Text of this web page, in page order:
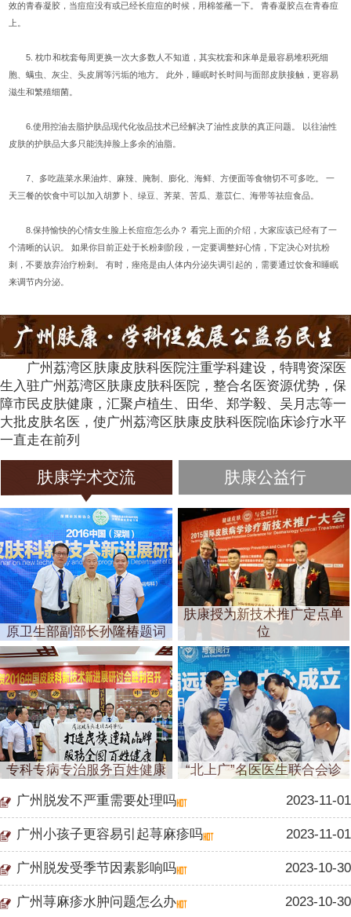
效的青春凝胶，当痘痘没有或已经长痘痘的时候，用棉签蘸一下。 青春凝胶点在青春痘
上。
5. 枕巾和枕套每周更换一次大多数人不知道，其实枕套和床单是最容易堆积死细
胞、螨虫、灰尘、头皮屑等污垢的地方。 此外，睡眠时长时间与面部皮肤接触，更容易
滋生和繁殖细菌。
6.使用控油去脂护肤品现代化妆品技术已经解决了油性皮肤的真正问题。 以往油性
皮肤的护肤品大多只能洗掉脸上多余的油脂。
7、多吃蔬菜水果油炸、麻辣、腌制、膨化、海鲜、方便面等食物切不可多吃。 一
天三餐的饮食中可以加入胡萝卜、绿豆、荠菜、苦瓜、薏苡仁、海带等祛痘食品。
8.保持愉快的心情女生脸上长痘痘怎么办？ 看完上面的介绍，大家应该已经有了一
个清晰的认识。 如果你目前正处于长粉刺阶段，一定要调整好心情，下定决心对抗粉
刺，不要放弃治疗粉刺。 有时，痤疮是由人体内分泌失调引起的，需要通过饮食和睡眠
来调节内分泌。
广州荔湾区肤康皮肤科医院注重学科建设，特聘资深医
生入驻广州荔湾区肤康皮肤科医院，整合名医资源优势，保
障市民皮肤健康，汇聚卢植生、田华、郑学毅、吴月志等一
大批皮肤名医，使广州荔湾区肤康皮肤科医院临床诊疗水平
一直走在前列
肤康学术交流 肤康公益行
原卫生部副部长孙隆椿题词
肤康授为新技术推广定点单
位
专科专病专治服务百姓健康 “北上广”名医医生联合会诊
广州脱发不严重需要处理吗 2023-11-01
广州小孩子更容易引起荨麻疹吗 2023-11-01
广州脱发受季节因素影响吗 2023-10-30
广州荨麻疹水肿问题怎么办 2023-10-30